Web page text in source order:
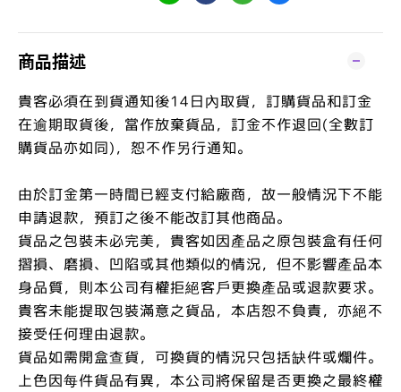
商品描述
貴客必須在到貨通知後14日內取貨，訂購貨品和訂金
在逾期取貨後，當作放棄貨品，訂金不作退回(全數訂
購貨品亦如同)，恕不作另行通知。
由於訂金第一時間已經支付給廠商，故一般情況下不能
申請退款，預訂之後不能改訂其他商品。
貨品之包裝未必完美，貴客如因產品之原包裝盒有任何
摺損、磨損、凹陷或其他類似的情況，但不影響產品本
身品質，則本公司有權拒絕客戶更換產品或退款要求。
貴客未能提取包裝滿意之貨品，本店恕不負責，亦絕不
接受任何理由退款。
貨品如需開盒查貨，可換貨的情況只包括缺件或爛件。
上色因每件貨品有異，本公司將保留是否更換之最終權